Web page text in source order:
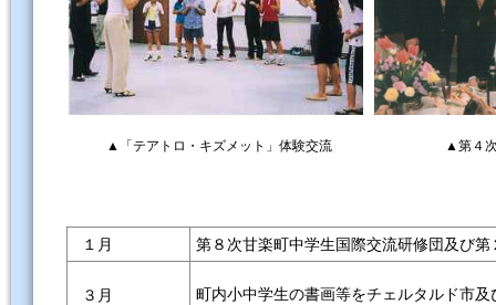
▲「テアトロ・キズメット」体験交流 ▲第４
１月 第８次甘楽町中学生国際交流研修団及び
３月 町内小中学生の書画等をチェルタルド市